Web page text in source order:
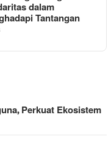
dalam
Tantangan
Perkuat Ekosistem